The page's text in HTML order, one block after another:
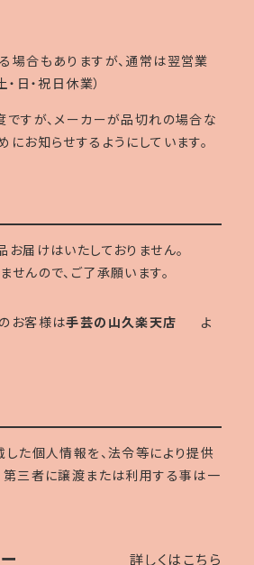
場合もありますが、通常は翌営業
日・祝日休業）
すが、メーカーが品切れの場合な
お知らせするようにしています。
届けはいたしておりません。
んので、ご了承願います。
お客様は手芸の山久楽天店
よ
た個人情報を、法令等により提供
第三者に譲渡または利用する事は一
詳しくはこちら